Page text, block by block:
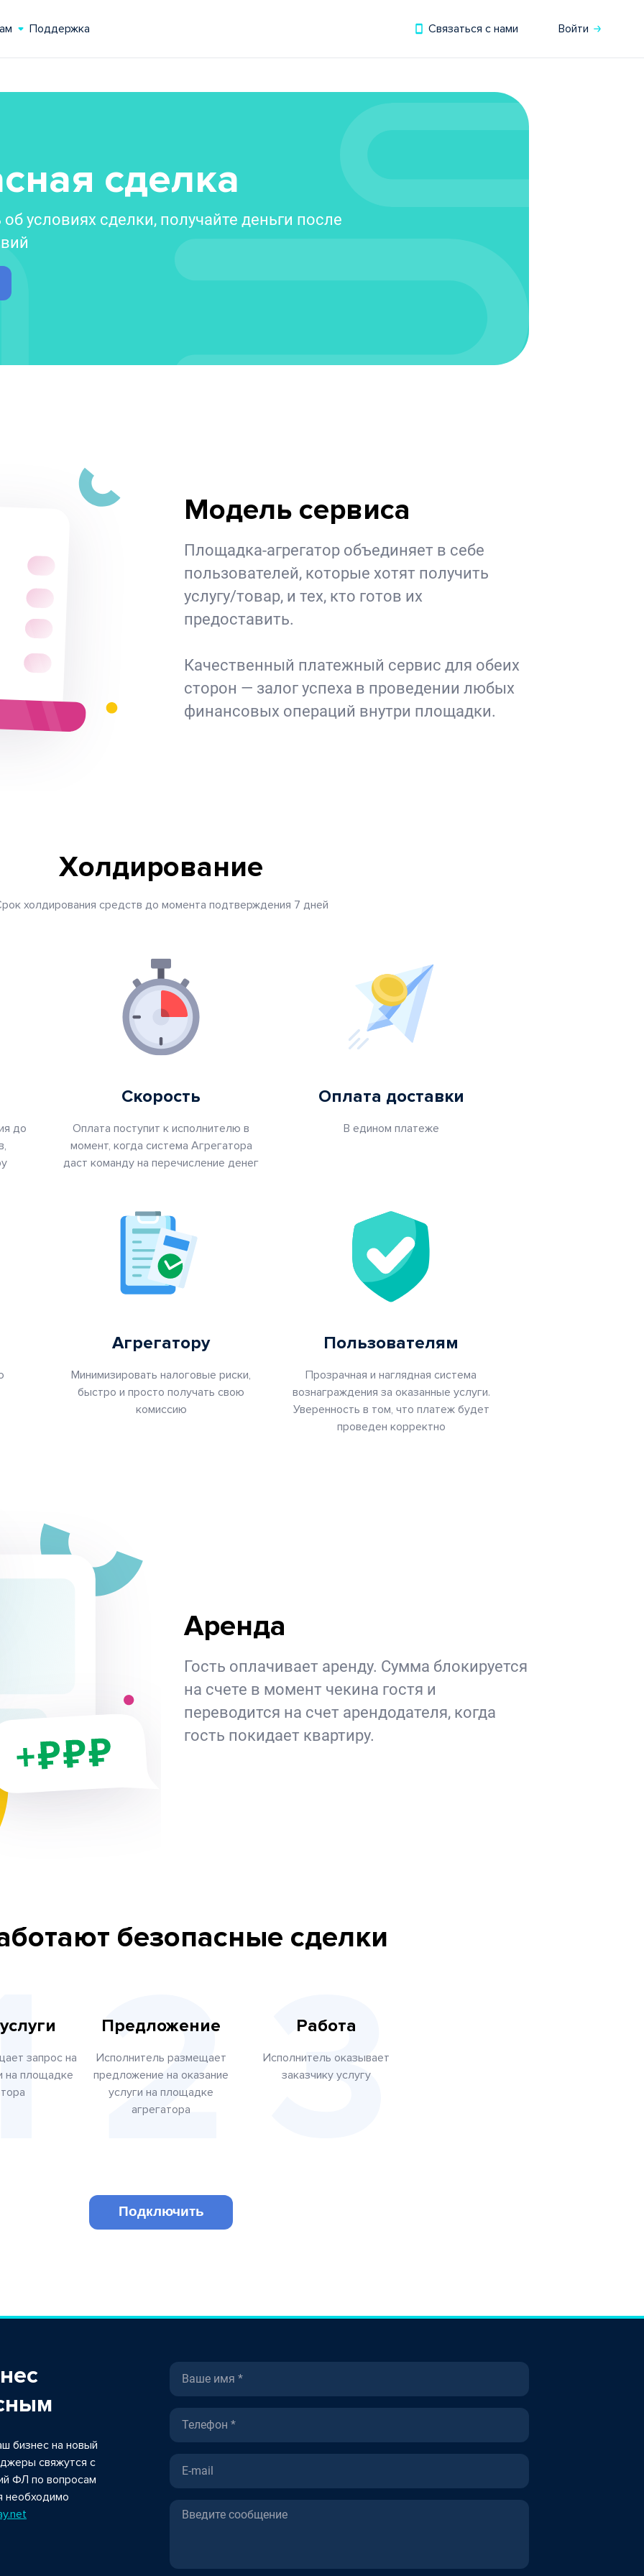
Поддержка Связаться с нами Войти
сделка
условиях сделки, получайте деньги после
Модель сервиса
Площадка-агрегатор объединяет в себе
пользователей, которые хотят получить
услугу/товар, и тех, кто готов их
предоставить.
Качественный платежный сервис для обеих
сторон — залог успеха в проведении любых
финансовых операций внутри площадки.
Холдирование
холдирования средств до момента подтверждения 7 дней
до
Скорость
Оплата поступит к исполнителю в
момент, когда система Агрегатора
даст команду на перечисление денег
Оплата доставки
В едином платеже
Агрегатору
Минимизировать налоговые риски,
быстро и просто получать свою
комиссию
Пользователям
Прозрачная и наглядная система
вознаграждения за оказанные услуги.
Уверенность в том, что платеж будет
проведен корректно
Аренда
Гость оплачивает аренду. Сумма блокируется
на счете в момент чекина гостя и
переводится на счет арендодателя, когда
гость покидает квартиру.
безопасные сделки
запрос на
на площадке
Предложение
Исполнитель размещает
предложение на оказание
услуги на площадке
агрегатора
Работа
Исполнитель оказывает
заказчику услугу
Подключить
бизнес на новый
свяжутся с
ФЛ по вопросам
необходимо
Произошла ошибка.